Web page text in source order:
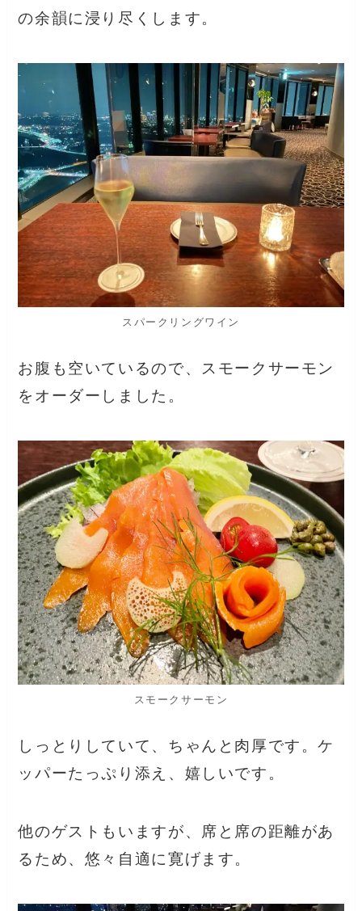
の余韻に浸り尽くします。
スパークリングワイン
お腹も空いているので、スモークサーモン
をオーダーしました。
スモークサーモン
しっとりしていて、ちゃんと肉厚です。ケ
ッパーたっぷり添え、嬉しいです。
他のゲストもいますが、席と席の距離があ
るため、悠々自適に寛げます。